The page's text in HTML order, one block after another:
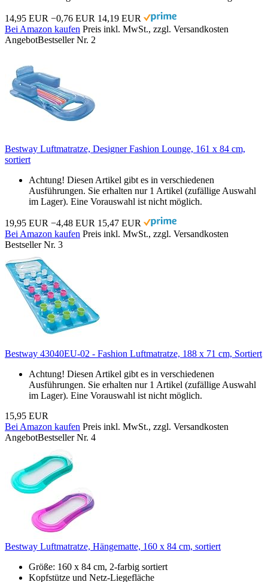
14,95 EUR −0,76 EUR 14,19 EUR
Bei Amazon kaufen Preis inkl. MwSt., zzgl. Versandkosten
AngebotBestseller Nr. 2
Bestway Luftmatratze, Designer Fashion Lounge, 161 x 84 cm,
sortiert
Achtung! Diesen Artikel gibt es in verschiedenen
Ausführungen. Sie erhalten nur 1 Artikel (zufällige Auswahl
im Lager). Eine Vorauswahl ist nicht möglich.
19,95 EUR −4,48 EUR 15,47 EUR
Bei Amazon kaufen Preis inkl. MwSt., zzgl. Versandkosten
Bestseller Nr. 3
Bestway 43040EU-02 - Fashion Luftmatratze, 188 x 71 cm, Sortiert
Achtung! Diesen Artikel gibt es in verschiedenen
Ausführungen. Sie erhalten nur 1 Artikel (zufällige Auswahl
im Lager). Eine Vorauswahl ist nicht möglich.
15,95 EUR
Bei Amazon kaufen Preis inkl. MwSt., zzgl. Versandkosten
AngebotBestseller Nr. 4
Bestway Luftmatratze, Hängematte, 160 x 84 cm, sortiert
Größe: 160 x 84 cm, 2-farbig sortiert
Kopfstütze und Netz-Liegefläche